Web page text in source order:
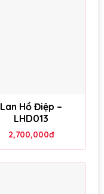
Lan Hồ Điệp –
LHD013
2,700,000đ